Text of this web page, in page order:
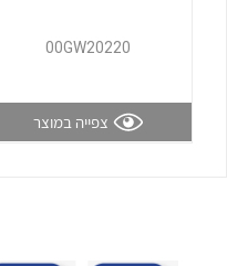
לכל מוצרי היצרן
00GW20220
צפייה במוצר